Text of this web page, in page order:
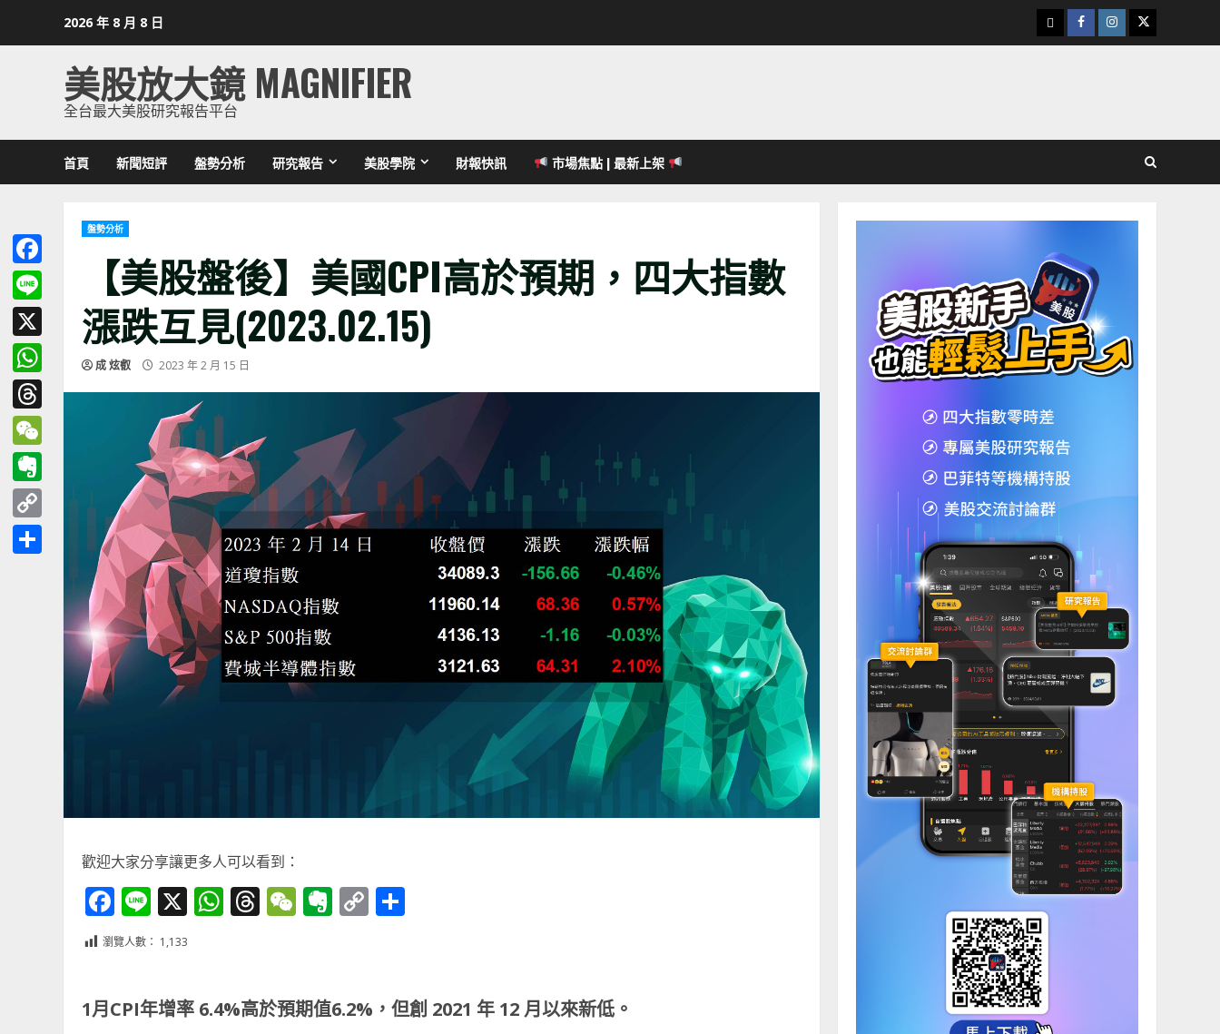
2026 年 8 月 8 日
下
載
Facebook
Instagram
Twitter
美股放大鏡 MAGNIFIER
全台最大美股研究報告平台
首頁 新聞短評 盤勢分析 研究報告 美股學院 財報快訊 市場焦點 | 最新上架
盤勢分析
【美股盤後】美國CPI高於預期，四大指數
漲跌互見(2023.02.15)
成 炫叡 2023 年 2 月 15 日
歡迎大家分享讓更多人可以看到：
Facebook
Line
X WhatsApp
Threads
WeChat
Evernote
Copy
瀏覽人數： 1,133
1月CPI年增率 6.4%高於預期值6.2%，但創 2021 年 12 月以來新低。
Facebook
Line
X
WhatsApp
Threads
WeChat
Evernote
Copy